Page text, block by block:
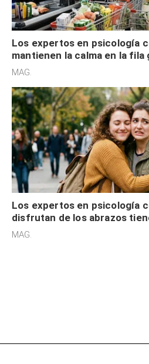
Los expertos en psicología
mantienen la calma en la fila
cognitiva, gratitud y no solo
MAG.
Los expertos en psicología
disfrutan de los abrazos
sensibilidad a los estímulos
MAG.